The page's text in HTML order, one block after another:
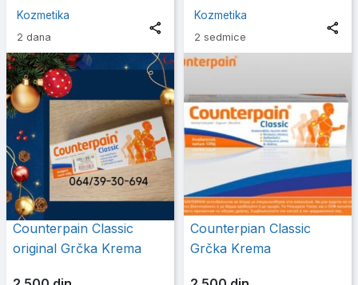
Kozmetika
2 dana
Counterpain Classic
original Grčka Krema
Kozmetika
2 sedmice
Counterpian Classic
Grčka Krema